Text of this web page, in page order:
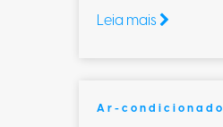
Leia mais
Ar-condicionado